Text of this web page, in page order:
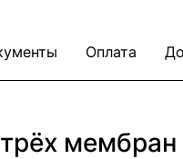
Оплата